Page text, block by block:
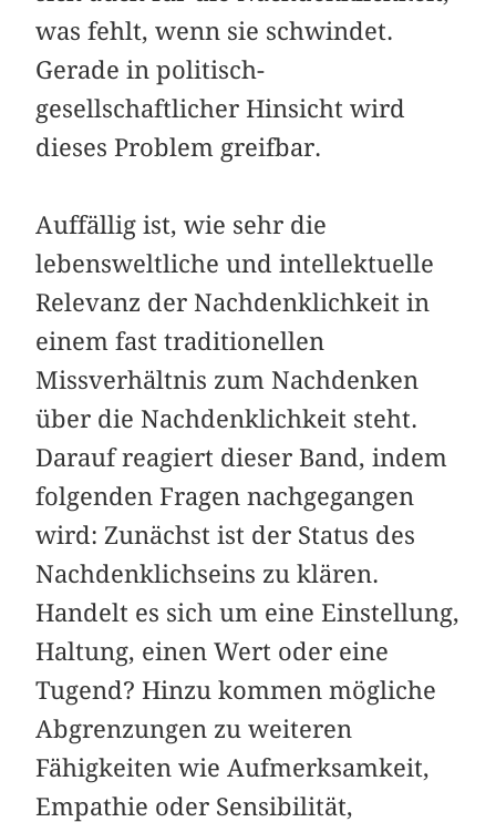
was fehlt, wenn sie schwindet.
Gerade in politisch-
gesellschaftlicher Hinsicht wird
dieses Problem greifbar.
Auffällig ist, wie sehr die
lebensweltliche und intellektuelle
Relevanz der Nachdenklichkeit in
einem fast traditionellen
Missverhältnis zum Nachdenken
über die Nachdenklichkeit steht.
Darauf reagiert dieser Band, indem
folgenden Fragen nachgegangen
wird: Zunächst ist der Status des
Nachdenklichseins zu klären.
Handelt es sich um eine Einstellung,
Haltung, einen Wert oder eine
Tugend? Hinzu kommen mögliche
Abgrenzungen zu weiteren
Fähigkeiten wie Aufmerksamkeit,
Empathie oder Sensibilität,